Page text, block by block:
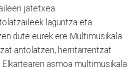
jatetxea.
laguntza eta
dute eurek ere Multimusikala
antolatzen, herritarrentzat
Elkartearen asmoa multimusikala